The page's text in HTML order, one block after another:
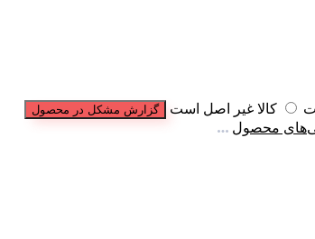
کالا غیر اصل است گزارش مشکل در محصول
محصول